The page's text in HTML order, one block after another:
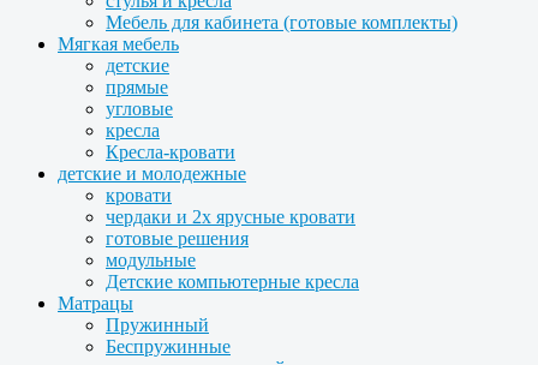
Мебель для кабинета (готовые комплекты)
Мягкая мебель
детские
прямые
угловые
кресла
Кресла-кровати
детские и молодежные
кровати
чердаки и 2х ярусные кровати
готовые решения
модульные
Детские компьютерные кресла
Матрацы
Пружинный
Беспружинные